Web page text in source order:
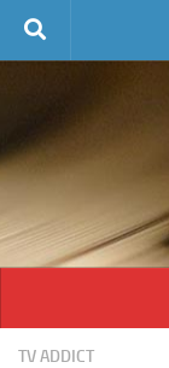
Skip to content
TV ADDICT